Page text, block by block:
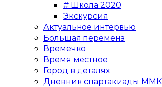
# Школа 2020
Экскурсия
Актуальное интервью
Большая перемена
Времечко
Время местное
Город в деталях
Дневник спартакиады ММК